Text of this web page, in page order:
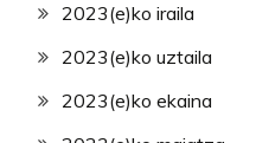
2023(e)ko iraila
2023(e)ko uztaila
2023(e)ko ekaina